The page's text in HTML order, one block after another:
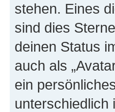
stehen. Eines
sind dies
deinen Status
auch als
ein
unterschiedlich